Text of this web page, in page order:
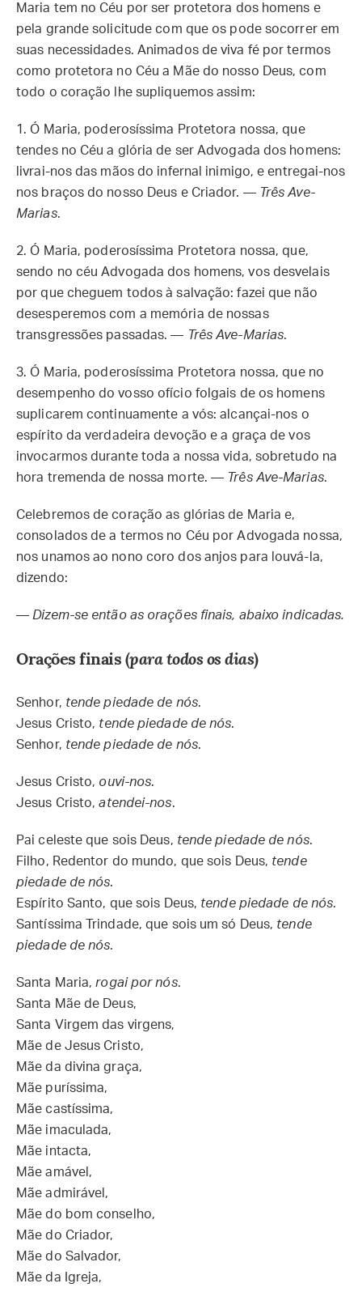
Maria tem no Céu por ser protetora dos homens e
pela grande solicitude com que os pode socorrer em
suas necessidades. Animados de viva fé por termos
como protetora no Céu a Mãe do nosso Deus, com
todo o coração lhe supliquemos assim:
1. Ó Maria, poderosíssima Protetora nossa, que
tendes no Céu a glória de ser Advogada dos homens:
livrai-nos das mãos do infernal inimigo, e entregai-nos
nos braços do nosso Deus e Criador. — Três Ave-
Marias.
2. Ó Maria, poderosíssima Protetora nossa, que,
sendo no céu Advogada dos homens, vos desvelais
por que cheguem todos à salvação: fazei que não
desesperemos com a memória de nossas
transgressões passadas. — Três Ave-Marias.
3. Ó Maria, poderosíssima Protetora nossa, que no
desempenho do vosso ofício folgais de os homens
suplicarem continuamente a vós: alcançai-nos o
espírito da verdadeira devoção e a graça de vos
invocarmos durante toda a nossa vida, sobretudo na
hora tremenda de nossa morte. — Três Ave-Marias.
Celebremos de coração as glórias de Maria e,
consolados de a termos no Céu por Advogada nossa,
nos unamos ao nono coro dos anjos para louvá-la,
dizendo:
— Dizem-se então as orações finais, abaixo indicadas.
Orações finais (para todos os dias)
Senhor, tende piedade de nós.
Jesus Cristo, tende piedade de nós.
Senhor, tende piedade de nós.
Jesus Cristo, ouvi-nos.
Jesus Cristo,atendei-nos.
Pai celeste que sois Deus, tende piedade de nós.
Filho, Redentor do mundo, que sois Deus, tende
piedade de nós.
Espírito Santo, que sois Deus, tende piedade de nós.
Santíssima Trindade, que sois um só Deus, tende
piedade de nós.
Santa Maria,rogai por nós.
Santa Mãe de Deus,
Santa Virgem das virgens,
Mãe de Jesus Cristo,
Mãe da divina graça,
Mãe puríssima,
Mãe castíssima,
Mãe imaculada,
Mãe intacta,
Mãe amável,
Mãe admirável,
Mãe do bom conselho,
Mãe do Criador,
Mãe do Salvador,
Mãe da Igreja,